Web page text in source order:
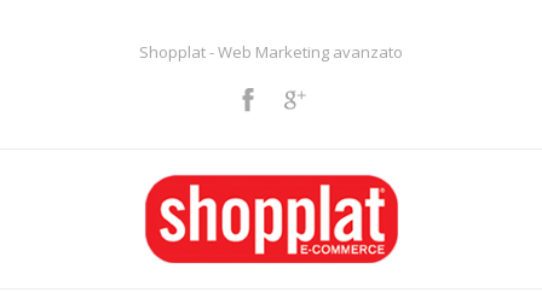
Shopplat - Web Marketing avanzato